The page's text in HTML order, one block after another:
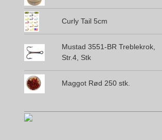
Curly Tail 5cm
Mustad 3551-BR Treblekrok,
Str.4, Stk
Maggot Rød 250 stk.